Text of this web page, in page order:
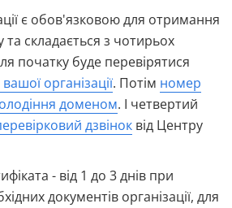
є обов'язковою для отримання
та складається з чотирьох
початку буде перевірятися
організації. Потім номер
доменом. І четвертий
дзвінок від Центру
- від 1 до 3 днів при
документів організації, для